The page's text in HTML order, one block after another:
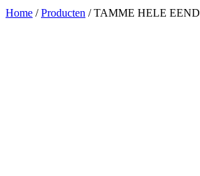
Home /Producten / TAMME HELE EEND